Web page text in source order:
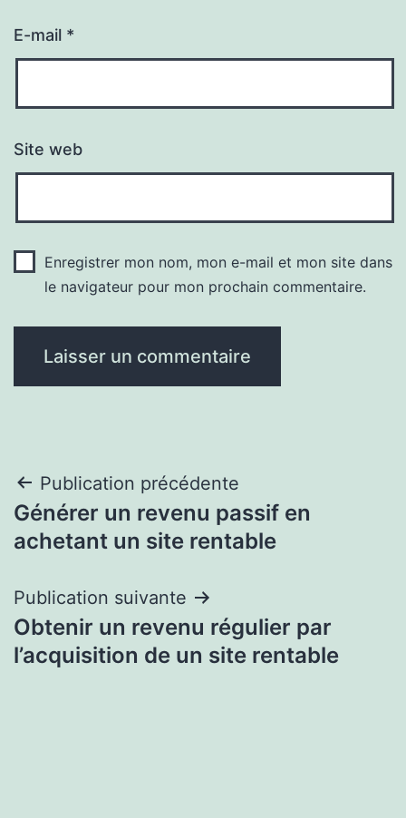
E-mail *
Site web
Enregistrer mon nom, mon e-mail et mon site dans
le navigateur pour mon prochain commentaire.
Navigation
de
Publication précédente
Générer un revenu passif en
achetant un site rentable
Publication suivante
Obtenir un revenu régulier par
l’acquisition de un site rentable